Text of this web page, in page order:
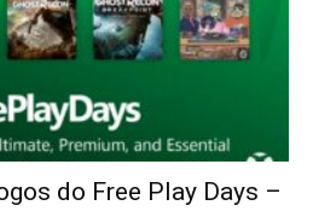
do Free Play Days –